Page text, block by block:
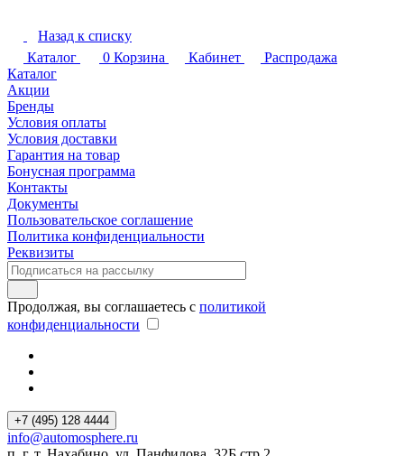
Назад к списку
Каталог
0 Корзина Кабинет
Распродажа
Каталог
Акции
Бренды
Условия оплаты
Условия доставки
Гарантия на товар
Бонусная программа
Контакты
Документы
Пользовательское соглашение
Политика конфиденциальности
Реквизиты
Продолжая, вы соглашаетесь с политикой
конфиденциальности
+7 (495) 128 4444
info@automosphere.ru